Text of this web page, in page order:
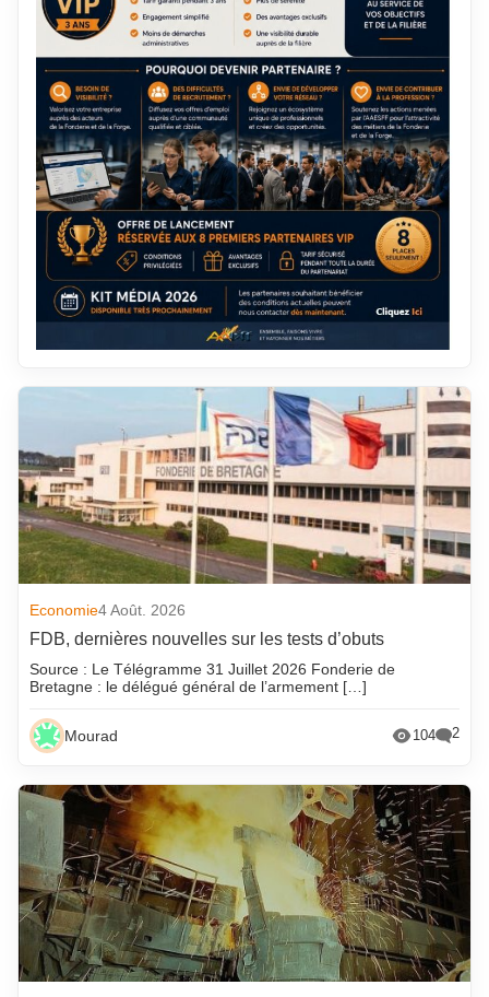
Economie4 Août. 2026
FDB, dernières nouvelles sur les tests d’obuts
Source : Le Télégramme 31 Juillet 2026 Fonderie de
Bretagne : le délégué général de l’armement […]
Mourad 104 2